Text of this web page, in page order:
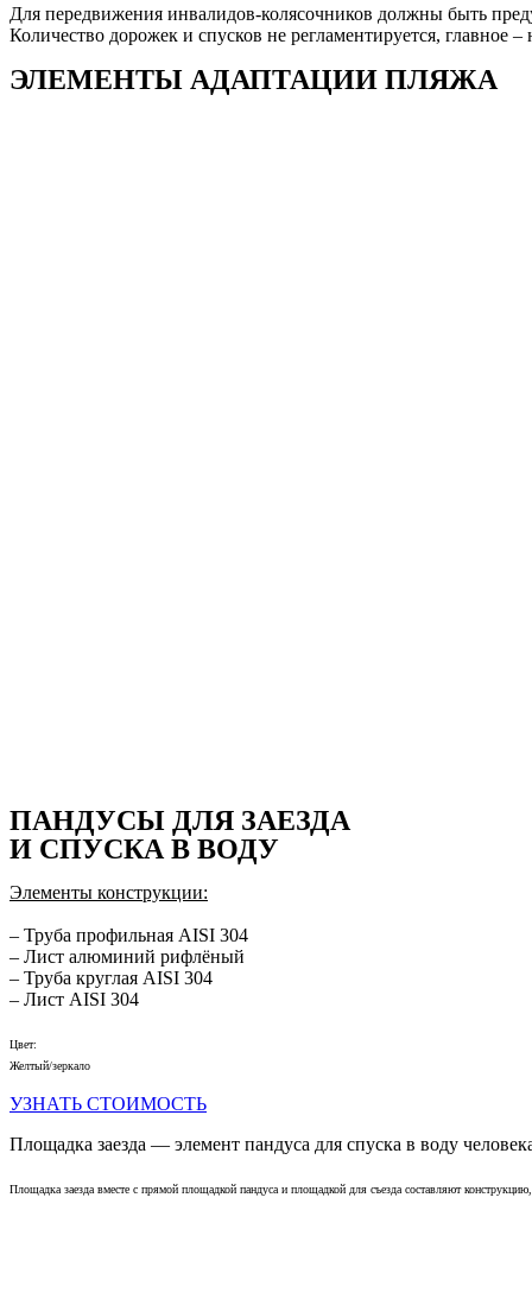
Для передвижения инвалидов-колясочников должны быть
Количество дорожек и спусков не регламентируется,
ЭЛЕМЕНТЫ АДАПТАЦИИ ПЛЯЖА
ПАНДУСЫ ДЛЯ ЗАЕЗДА
И СПУСКА В ВОДУ
Элементы конструкции:
– Труба профильная AISI 304
– Лист алюминий рифлёный
– Труба круглая AISI 304
– Лист AISI 304
Цвет:
Желтый/зеркало
УЗНАТЬ СТОИМОСТЬ
Площадка заезда — элемент пандуса для спуска в воду
Площадка заезда вместе с прямой площадкой пандуса и площадкой для съезда составляют